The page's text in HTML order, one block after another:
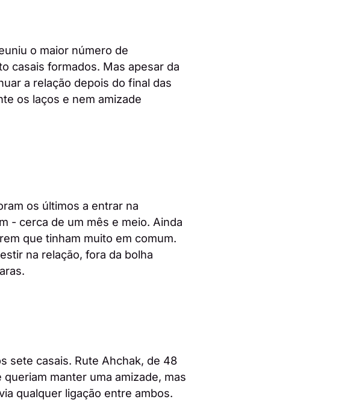
o maior número de
casais formados. Mas apesar da
a relação depois do final das
os laços e nem amizade
os últimos a entrar na
- cerca de um mês e meio. Ainda
que tinham muito em comum.
na relação, fora da bolha
sete casais. Rute Ahchak, de 48
manter uma amizade, mas
qualquer ligação entre ambos.